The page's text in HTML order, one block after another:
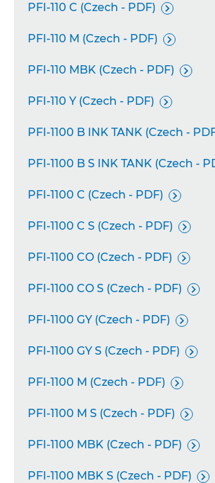
PFI-110 C (Czech - PDF) 
PFI-110 M (Czech - PDF) 
PFI-110 MBK (Czech - PDF) 
PFI-110 Y (Czech - PDF) 
PFI-1100 B INK TANK (Czech -
PFI-1100 B S INK TANK (Czech -
PFI-1100 C (Czech - PDF) 
PFI-1100 C S (Czech - PDF) 
PFI-1100 CO (Czech - PDF) 
PFI-1100 CO S (Czech - PDF) 
PFI-1100 GY (Czech - PDF) 
PFI-1100 GY S (Czech - PDF) 
PFI-1100 M (Czech - PDF) 
PFI-1100 M S (Czech - PDF) 
PFI-1100 MBK (Czech - PDF) 
PFI-1100 MBK S (Czech - PDF) 